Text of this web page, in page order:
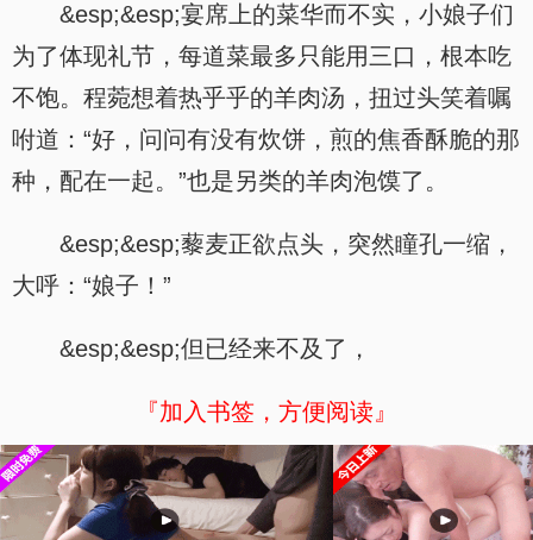
&esp;&esp;宴席上的菜华而不实，小娘子们
为了体现礼节，每道菜最多只能用三口，根本吃
不饱。程菀想着热乎乎的羊肉汤，扭过头笑着嘱
咐道：“好，问问有没有炊饼，煎的焦香酥脆的那
种，配在一起。”也是另类的羊肉泡馍了。
&esp;&esp;藜麦正欲点头，突然瞳孔一缩，
大呼：“娘子！”
&esp;&esp;但已经来不及了，
『加入书签，方便阅读』